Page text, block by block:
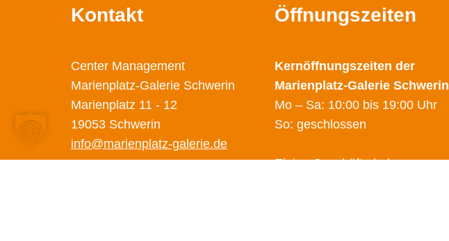
Kontakt
Center Management
Marienplatz-Galerie Schwerin
Marienplatz 11 - 12
19053 Schwerin
info@marienplatz-galerie.de
Öffnungszeiten
Kernöffnungszeiten der
Marienplatz-Galerie Schwerin
Mo – Sa: 10:00 bis 19:00 Uhr
So: geschlossen
Einige Geschäfte haben